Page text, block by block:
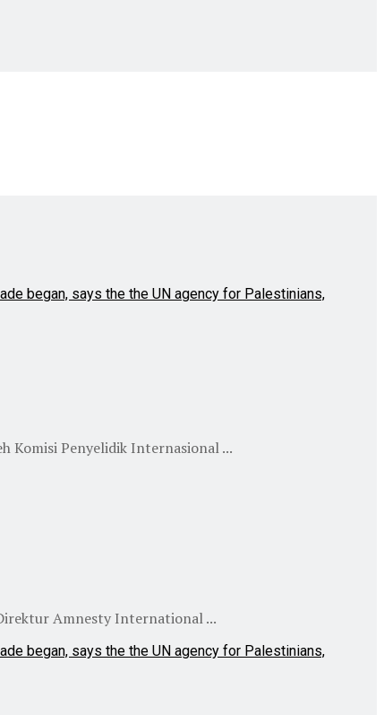
Komisi Penyelidik Internasional ...
Amnesty International ...